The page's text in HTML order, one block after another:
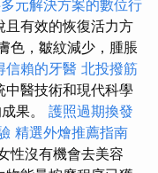
元解決方案的數位行
且有效的恢復活力方
色，皺紋減少，腫脹
信賴的牙醫 北投撥筋
中醫技術和現代科學
果。 護照過期換發
精選外燴推薦指南
性沒有機會去美容